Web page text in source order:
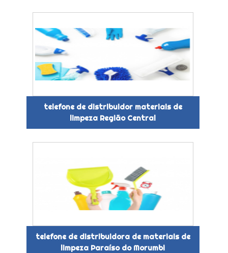
telefone de distribuidor materiais de
limpeza Região Central
telefone de distribuidora de materiais de
limpeza Paraíso do Morumbi